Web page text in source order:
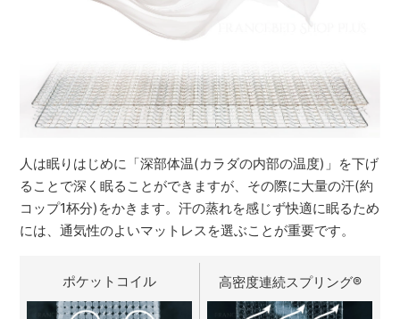
人は眠りはじめに「深部体温(カラダの内部の温度)」を下げ
ることで深く眠ることができますが、その際に大量の汗(約
コップ1杯分)をかきます。汗の蒸れを感じず快適に眠るため
には、通気性のよいマットレスを選ぶことが重要です。
ポケットコイル 高密度連続スプリング®